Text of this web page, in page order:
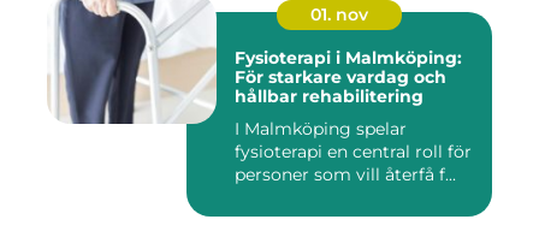
01. nov
Fysioterapi i Malmköping:
För starkare vardag och
hållbar rehabilitering
I Malmköping spelar
fysioterapi en central roll för
personer som vill återfå f...